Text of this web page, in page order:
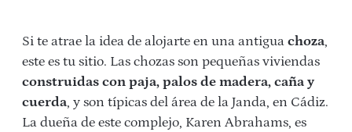
Si te atrae la idea de alojarte en una antigua choza,
este es tu sitio. Las chozas son pequeñas viviendas
construidas con paja, palos de madera, caña y
cuerda, y son típicas del área de la Janda, en Cádiz.
La dueña de este complejo, Karen Abrahams, es